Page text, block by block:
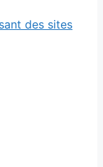
des sites